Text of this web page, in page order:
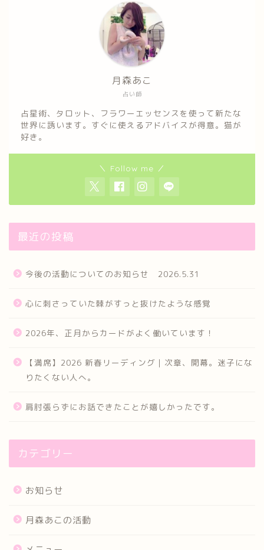
占い師
月森あこ
占星術、タロット、フラワーエッセンスを使って新たな
世界に誘います。すぐに使えるアドバイスが得意。猫が
好き。
＼ Follow me ／
最近の投稿
今後の活動についてのお知らせ 2026.5.31
心に刺さっていた棘がすっと抜けたような感覚
2026年、正月からカードがよく働いています！
【満席】2026 新春リーディング｜次章、開幕。迷子にな
りたくない人へ。
肩肘張らずにお話できたことが嬉しかったです。
カテゴリー
お知らせ
月森あこの活動